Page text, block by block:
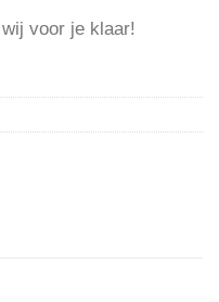
voor je klaar!